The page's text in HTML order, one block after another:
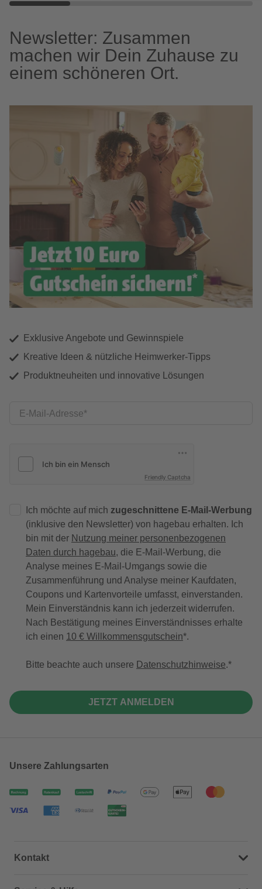
Newsletter: Zusammen
machen wir Dein Zuhause zu
einem schöneren Ort.
Exklusive Angebote und Gewinnspiele
Kreative Ideen & nützliche Heimwerker-Tipps
Produktneuheiten und innovative Lösungen
E-Mail-Adresse
Friendly Captcha
Ich möchte auf mich zugeschnittene E-Mail-Werbung
(inklusive den Newsletter) von hagebau erhalten. Ich
bin mit der Nutzung meiner personenbezogenen
Daten durch hagebau, die E-Mail-Werbung, die
Analyse meines E-Mail-Umgangs sowie die
Zusammenführung und Analyse meiner Kaufdaten,
Coupons und Kartenvorteile umfasst, einverstanden.
Mein Einverständnis kann ich jederzeit widerrufen.
Nach Bestätigung meines Einverständnisses erhalte
ich einen 10 € Willkommensgutschein*.
Bitte beachte auch unsere Datenschutzhinweise.
JETZT ANMELDEN
Unsere Zahlungsarten
Kontakt